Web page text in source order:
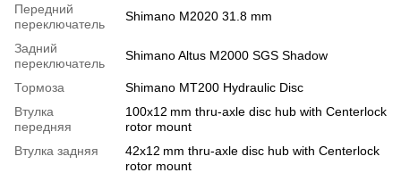
Передний
переключатель
Shimano M2020 31.8 mm
Задний
переключатель
Shimano Altus M2000 SGS Shadow
Тормоза
Shimano MT200 Hydraulic Disc
Втулка
передняя
100x12 mm thru-axle disc hub with Centerlock
rotor mount
Втулка задняя
42x12 mm thru-axle disc hub with Centerlock
rotor mount